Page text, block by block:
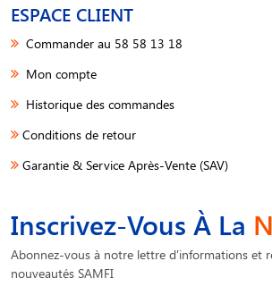
ESPACE CLIENT
Commander au 58 58 13 18
Mon compte
Historique des commandes
Conditions de retour
Garantie & Service Après-Vente (SAV)
Inscrivez-Vous À La
Abonnez-vous à notre lettre d'informations et
nouveautés SAMFI